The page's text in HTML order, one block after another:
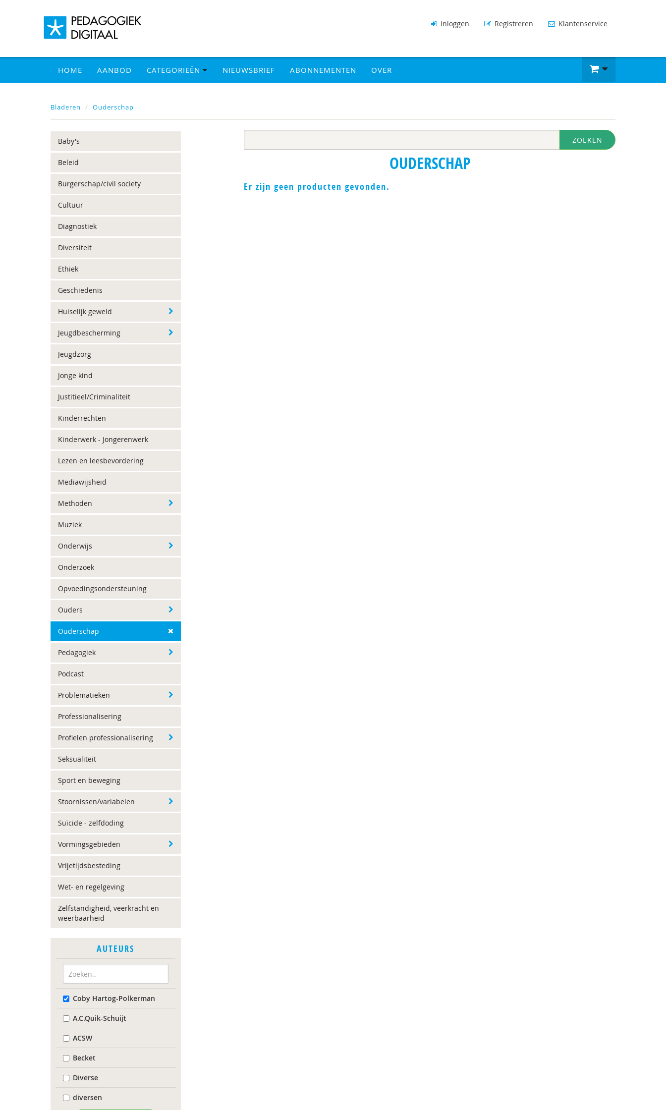
Inloggen Registreren Klantenservice
HOME AANBOD CATEGORIEËN NIEUWSBRIEF ABONNEMENTEN OVER
Bladeren Ouderschap
Baby's
Beleid
Burgerschap/civil society
Cultuur
Diagnostiek
Diversiteit
Ethiek
Geschiedenis
Huiselijk geweld
Jeugdbescherming
Jeugdzorg
Jonge kind
Justitieel/Criminaliteit
Kinderrechten
Kinderwerk - Jongerenwerk
Lezen en leesbevordering
Mediawijsheid
Methoden
Muziek
Onderwijs
Onderzoek
Opvoedingsondersteuning
Ouders
Ouderschap
Pedagogiek
Podcast
Problematieken
Professionalisering
Profielen professionalisering
Seksualiteit
Sport en beweging
Stoornissen/variabelen
Suïcide - zelfdoding
Vormingsgebieden
Vrijetijdsbesteding
Wet- en regelgeving
Zelfstandigheid, veerkracht en
weerbaarheid
AUTEURS
Coby Hartog-Polkerman
A.C.Quik-Schuijt
ACSW
Becket
Diverse
diversen
ZOEKEN
OUDERSCHAP
Er zijn geen producten gevonden.